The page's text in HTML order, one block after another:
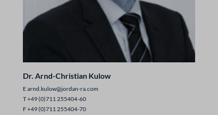
Dr. Arnd-Christian Kulow
Earnd.kulow@jordan-ra.com
T +49 (0)711 255404-60
F +49 (0)711 255404-70